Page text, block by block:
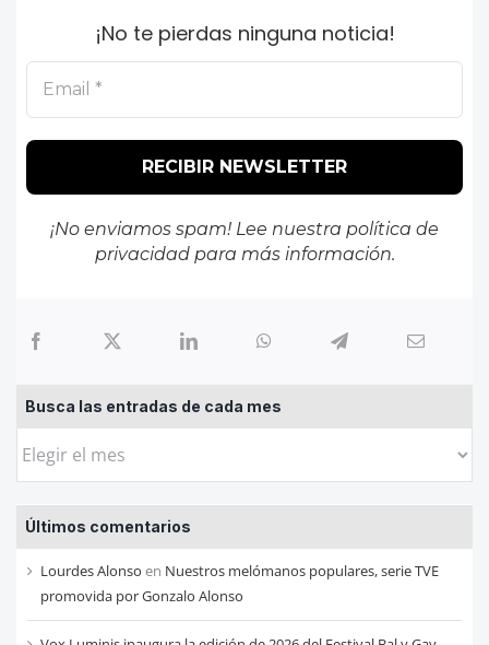
¡No te pierdas ninguna noticia!
¡No enviamos spam! Lee nuestra política de
privacidadpara más información.
Busca las entradas de cada mes
Busca
entradas
de
cada
mes
Últimos comentarios
Lourdes Alonso en Nuestros melómanos populares, serie TVE
promovida por Gonzalo Alonso